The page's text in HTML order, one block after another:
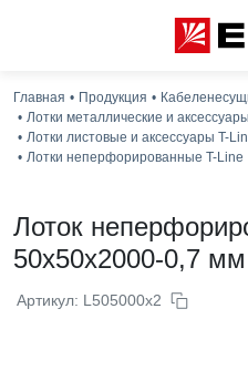
Главная Продукция
Лотки металлические и
Лотки листовые и аксессуары T-
Лотки неперфорированные T-Line
Лоток
50x50x2000-0,7
Артикул: L505000x2